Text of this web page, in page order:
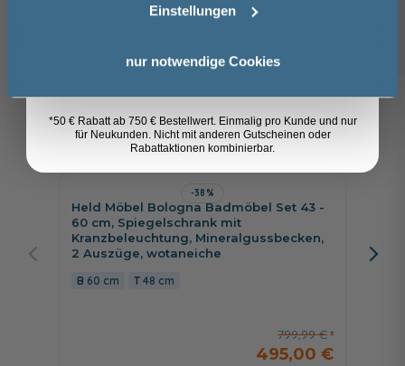
Einstellungen
nur notwendige Cookies
Kunden kauften auch 8
-38%
Held Möbel Bologna Badmöbel Set 43 -
60 cm, Spiegelschrank mit
Kranzbeleuchtung, Mineralgussbecken,
2 Auszüge, wotaneiche
60 cm 48 cm
799,99 €
495,00 €
cm,
Anmelden
*50 € Rabatt ab 750 € Bestellwert. Einmalig pro Kunde und nur
für Neukunden. Nicht mit anderen Gutscheinen oder
Rabattaktionen kombinierbar.